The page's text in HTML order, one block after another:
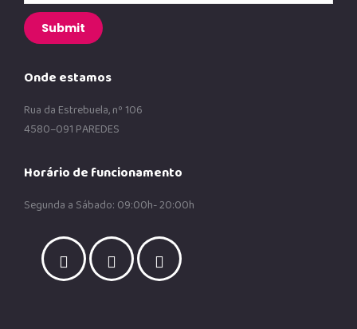
Submit
Onde estamos
Rua da Estrebuela, nº 106
4580–091 PAREDES
Horário de funcionamento
Segunda a Sábado: 09:00h- 20:00h